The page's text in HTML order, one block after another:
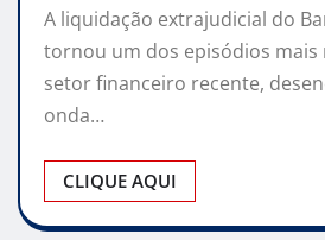
A liquidação extrajudicial do
tornou um dos episódios mais
setor financeiro recente,
onda…
CLIQUE AQUI